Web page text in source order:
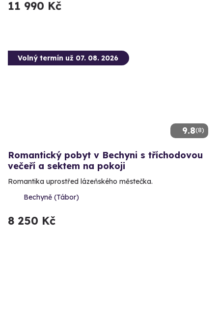
11 990 Kč
9.8(8)
Volný termín už 07. 08. 2026
Romantický pobyt v Bechyni s tříchodovou
večeří a sektem na pokoji
Romantika uprostřed lázeňského městečka.
Bechyně (Tábor)
8 250 Kč